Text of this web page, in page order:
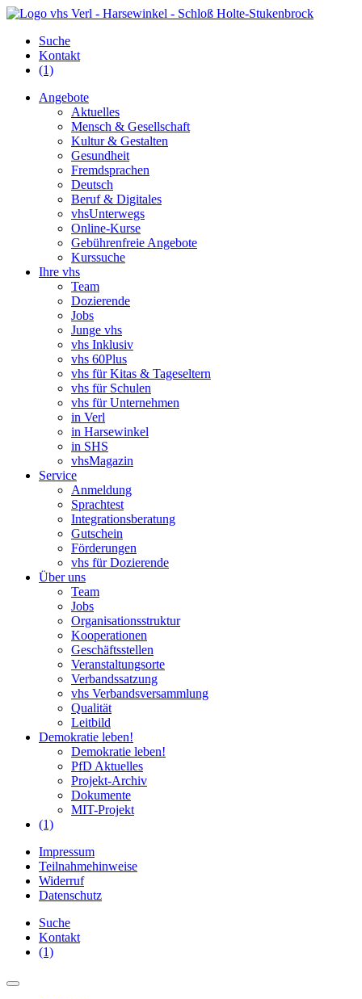
Suche
Kontakt
(1)
Angebote
Aktuelles
Mensch & Gesellschaft
Kultur & Gestalten
Gesundheit
Fremdsprachen
Deutsch
Beruf & Digitales
vhsUnterwegs
Online-Kurse
Gebührenfreie Angebote
Kurssuche
Ihre vhs
Team
Dozierende
Jobs
Junge vhs
vhs Inklusiv
vhs 60Plus
vhs für Kitas & Tageseltern
vhs für Schulen
vhs für Unternehmen
in Verl
in Harsewinkel
in SHS
vhsMagazin
Service
Anmeldung
Sprachtest
Integrationsberatung
Gutschein
Förderungen
vhs für Dozierende
Über uns
Team
Jobs
Organisationsstruktur
Kooperationen
Geschäftsstellen
Veranstaltungsorte
Verbandssatzung
vhs Verbandsversammlung
Qualität
Leitbild
Demokratie leben!
Demokratie leben!
PfD Aktuelles
Projekt-Archiv
Dokumente
MIT-Projekt
(1)
Impressum
Teilnahmehinweise
Widerruf
Datenschutz
Suche
Kontakt
(1)